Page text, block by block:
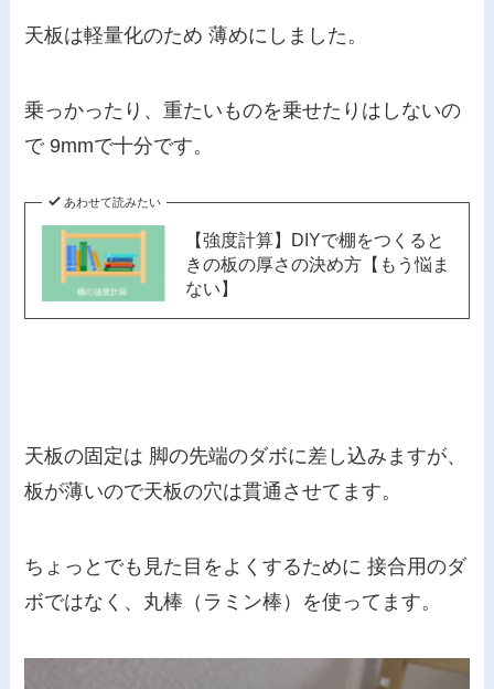
天板は軽量化のため 薄めにしました。
乗っかったり、重たいものを乗せたりはしないの
で 9mmで十分です。
あわせて読みたい
【強度計算】DIYで棚をつくると
きの板の厚さの決め方【もう悩ま
ない】
天板の固定は 脚の先端のダボに差し込みますが、
板が薄いので天板の穴は貫通させてます。
ちょっとでも見た目をよくするために 接合用のダ
ボではなく、丸棒（ラミン棒）を使ってます。